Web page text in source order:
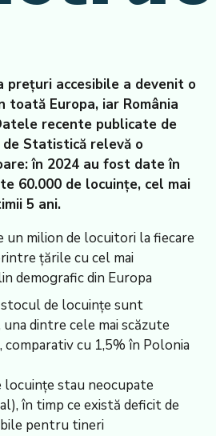
prețuri accesibile a devenit o
toată Europa, iar România
recente publicate de
Statistică relevă o
în 2024 au fost date în
60.000 de locuințe, cel mai
5 ani.
un milion de locuitori la fiecare
țările cu cel mai
demografic din Europa
de locuințe sunt
dintre cele mai scăzute
comparativ cu 1,5% în Polonia
locuințe stau neocupate
în timp ce există deficit de
pentru tineri